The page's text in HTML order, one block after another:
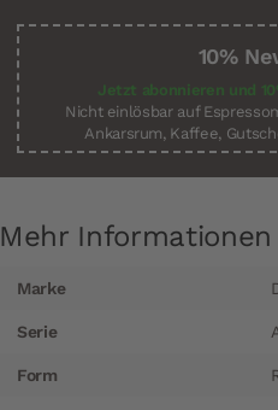
10%
Jetzt abonnieren und
Nicht einlösbar auf
Ankarsrum, Kaffee,
Mehr Informationen
Informationen
Marke
Serie
Form